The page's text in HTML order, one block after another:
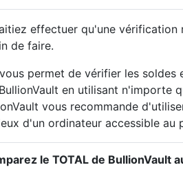
effectuer qu'une
de faire.
permet de vérifier les soldes
en utilisant n'importe
vous recommande
d'un ordinateur accessible au
le TOTAL de BullionVault